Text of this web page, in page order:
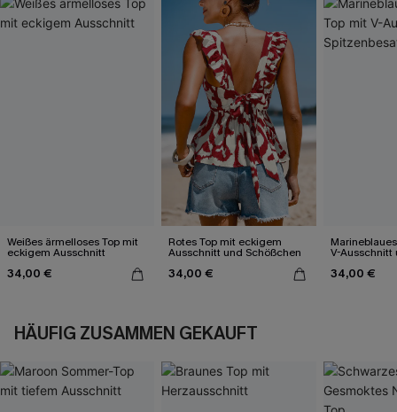
Weißes ärmelloses Top mit
eckigem Ausschnitt
34,00 €
Rotes Top mit eckigem
Ausschnitt und Schößchen
34,00 €
V-Ausschnitt
34,00 €
HÄUFIG ZUSAMMEN GEKAUFT